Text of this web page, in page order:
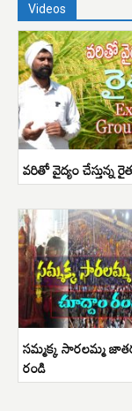
Videos
వరితో వైద్యం చేస్తున్న
సమ్మక్క సారలమ్మ
రండి